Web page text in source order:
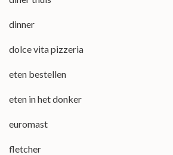
dinner
dolce vita pizzeria
eten bestellen
eten in het donker
euromast
fletcher